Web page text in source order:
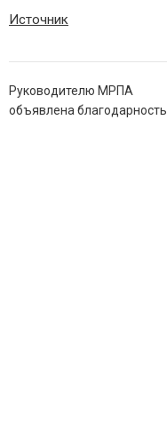
Источник
Навигация
по
Руководителю МРПА
объявлена благодарность